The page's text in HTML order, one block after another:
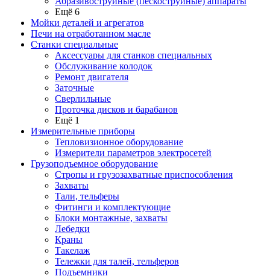
Ещё 6
Мойки деталей и агрегатов
Печи на отработанном масле
Станки специальные
Аксессуары для станков специальных
Обслуживание колодок
Ремонт двигателя
Заточные
Сверлильные
Проточка дисков и барабанов
Ещё 1
Измерительные приборы
Тепловизионное оборудование
Измерители параметров электросетей
Грузоподъемное оборудование
Стропы и грузозахватные приспособления
Захваты
Тали, тельферы
Фитинги и комплектующие
Блоки монтажные, захваты
Лебедки
Краны
Такелаж
Тележки для талей, тельферов
Подъемники